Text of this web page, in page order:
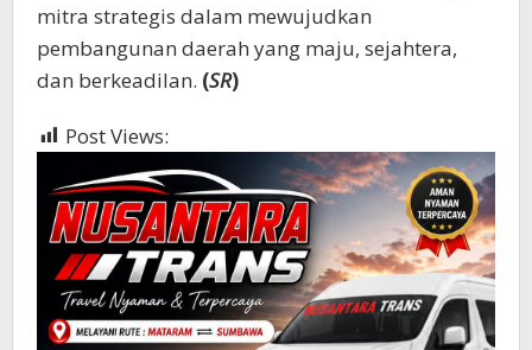
mitra strategis dalam mewujudkan
pembangunan daerah yang maju, sejahtera,
dan berkeadilan. (SR)
Post Views: